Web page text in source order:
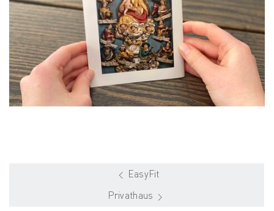
EasyFit
Privathaus